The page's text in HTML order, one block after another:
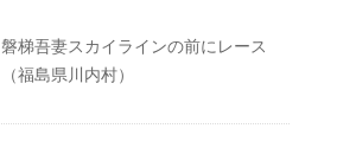
磐梯吾妻スカイラインの前にレース
（福島県川内村）